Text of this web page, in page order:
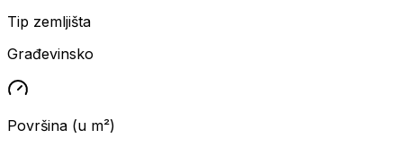
Tip zemljišta
Građevinsko
Površina (u m²)